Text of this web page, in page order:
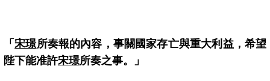
「宋璟所奏報的內容，事關國家存亡與重大利益，希望
陛下能准許宋璟所奏之事。」